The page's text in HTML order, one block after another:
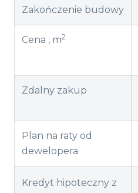
Zakończenie budowy
Cena , m2
Zdalny zakup
Plan na raty od
dewelopera
Kredyt hipoteczny z